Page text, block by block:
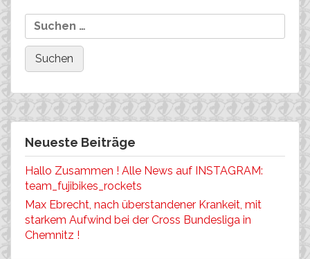
Neueste Beiträge
Hallo Zusammen ! Alle News auf INSTAGRAM:
team_fujibikes_rockets
Max Ebrecht, nach überstandener Krankeit, mit
starkem Aufwind bei der Cross Bundesliga in
Chemnitz !